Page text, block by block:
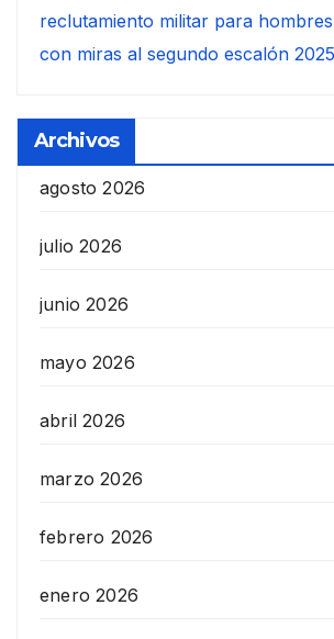
reclutamiento militar para
con miras al segundo escalón
Archivos
agosto 2026
julio 2026
junio 2026
mayo 2026
abril 2026
marzo 2026
febrero 2026
enero 2026